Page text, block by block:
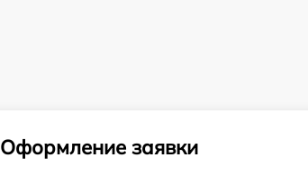
Оформление заявки